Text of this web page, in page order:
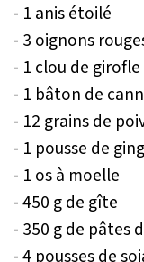
- 1 anis étoilé
- 3 oignons
- 1 clou de girofle
- 1 bâton de
- 12 grains de
- 1 pousse de
- 1 os à moelle
- 450 g de gîte
- 350 g de pâtes
- 4 pousses de